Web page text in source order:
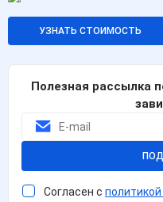
УЗНАТЬ СТОИМОСТЬ
Полезная рассылка
Согласен с